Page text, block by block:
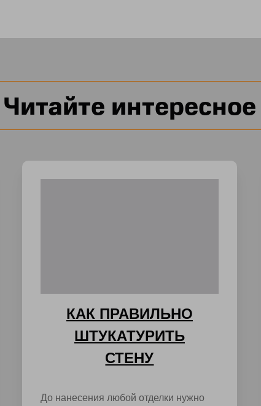
Читайте интересное
КАК ПРАВИЛЬНО
ШТУКАТУРИТЬ
СТЕНУ
До нанесения любой отделки нужно